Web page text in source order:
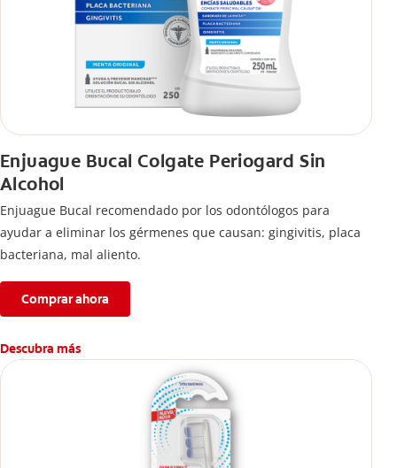
Enjuague Bucal Colgate Periogard Sin
Alcohol
Enjuague Bucal recomendado por los odontólogos para
ayudar a eliminar los gérmenes que causan: gingivitis, placa
bacteriana, mal aliento.
Comprar ahora
Descubra más